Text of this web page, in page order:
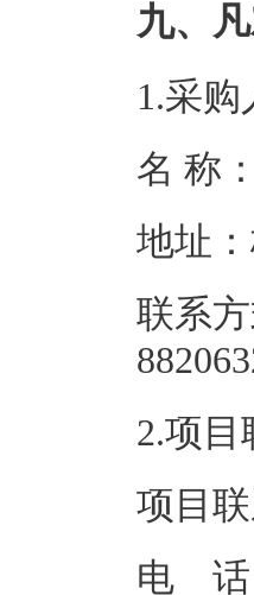
九、
1.采购
名
地
联系
2.项目
项目
电 话